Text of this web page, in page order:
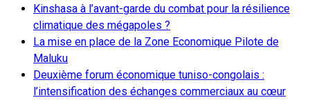
Kinshasa à l’avant-garde du combat pour la résilience
climatique des mégapoles ?
La mise en place de la Zone Economique Pilote de
Maluku
Deuxième forum économique tuniso-congolais :
l’intensification des échanges commerciaux au cœur